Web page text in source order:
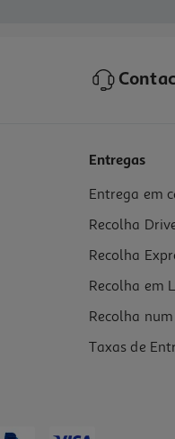
Entregas
Entrega em
Recolha
Recolha
Recolha em
Recolha
Taxas de